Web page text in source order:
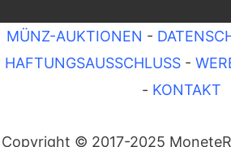
MÜNZ-AUKTIONEN -
HAFTUNGSAUSSCHLUSS -
- KONTAKT
Copyright © 2017-2025